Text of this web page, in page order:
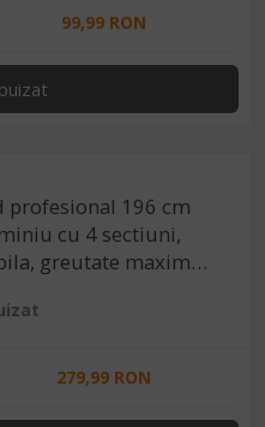
99,99 RON
profesional 196 cm
cu 4 sectiuni,
greutate maxima
279,99 RON